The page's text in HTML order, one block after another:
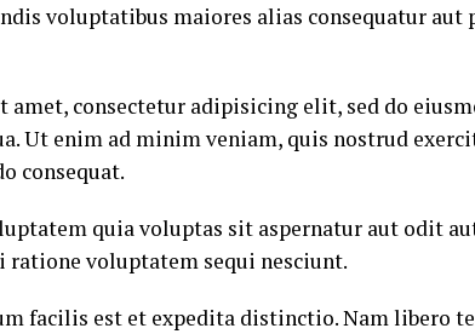
voluptatibus maiores alias consequatur aut
amet, consectetur adipisicing elit, sed do
Ut enim ad minim veniam, quis nostrud
consequat.
quia voluptas sit aspernatur aut odit
ratione voluptatem sequi nesciunt.
facilis est et expedita distinctio. Nam libero